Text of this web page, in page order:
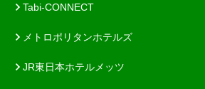
Tabi-CONNECT
メトロポリタンホテルズ
JR東日本ホテルメッツ